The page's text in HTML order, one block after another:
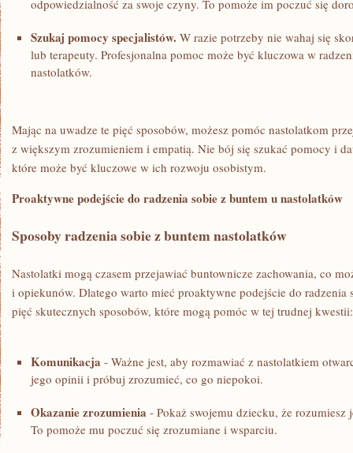
odpowiedzialność za swoje czyny. To pomoże im poczuć się
Szukaj pomocy specjalistów. W razie ⁤potrzeby​ nie wahaj się
lub terapeuty. ‍Profesjonalna pomoc może być kluczowa w⁢
nastolatków.
Mając na uwadze te pięć sposobów, możesz pomóc nastolatkom
z większym zrozumieniem i empatią. Nie​ bój się szukać pomocy i
które może być kluczowe w ich rozwoju osobistym.
Proaktywne podejście do radzenia sobie z buntem‌ u nastolatków
Sposoby radzenia sobie‌ z buntem nastolatków
Nastolatki mogą czasem przejawiać buntownicze zachowania, co
i opiekunów. Dlatego ⁣warto mieć proaktywne podejście do
pięć skutecznych sposobów, ‌które mogą pomóc w tej trudnej ‌kwestii:
Komunikacja -‌ Ważne​ jest, aby rozmawiać z nastolatkiem
jego opinii​ i próbuj zrozumieć, co go niepokoi.
Okazanie zrozumienia ‍- ‌Pokaż swojemu‌ dziecku, że rozumiesz
To pomoże ‍mu poczuć się zrozumiane i wsparciu.